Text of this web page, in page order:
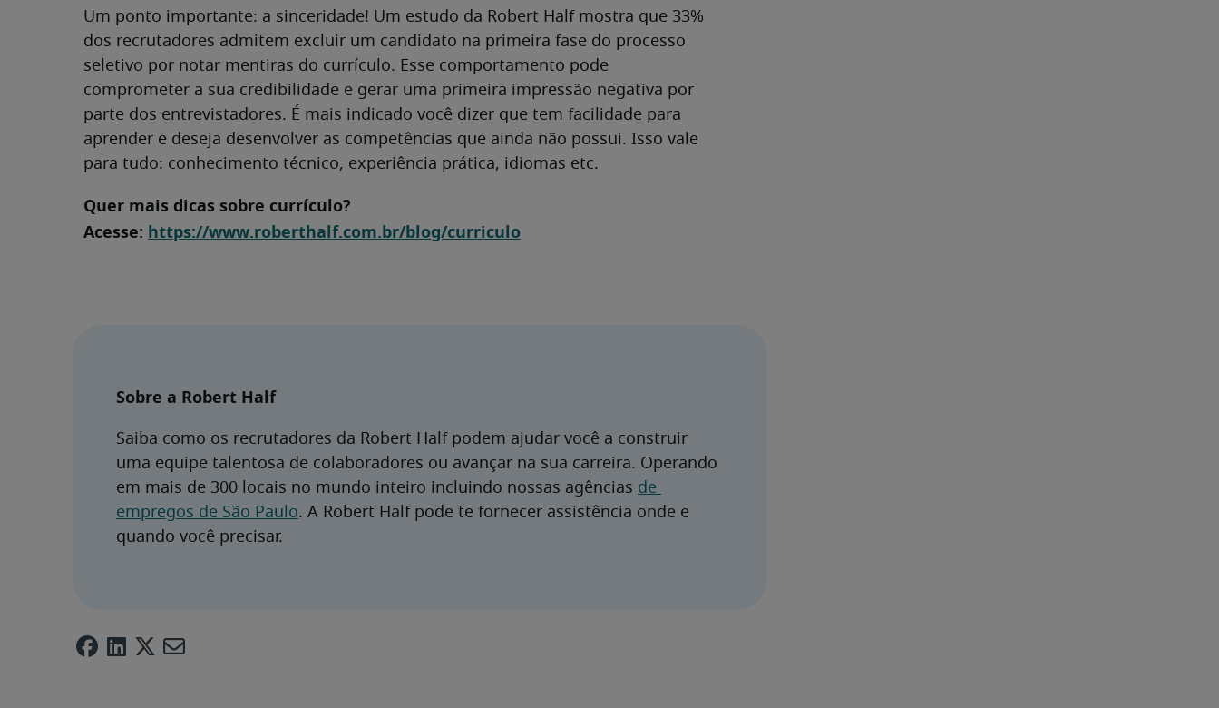
Um ponto importante: a sinceridade! Um estudo da Robert Half mostra que 33%
dos recrutadores admitem excluir um candidato na primeira fase do processo
seletivo por notar mentiras do currículo. Esse comportamento pode
comprometer a sua credibilidade e gerar uma primeira impressão negativa por
parte dos entrevistadores. É mais indicado você dizer que tem facilidade para
aprender e deseja desenvolver as competências que ainda não possui. Isso vale
para tudo: conhecimento técnico, experiência prática, idiomas etc.
Quer mais dicas sobre currículo?
Acesse: https://www.roberthalf.com.br/blog/curriculo
Sobre a Robert Half
Saiba como os recrutadores da Robert Half podem ajudar você a construir
uma equipe talentosa de colaboradores ou avançar na sua carreira. Operando
em mais de 300 locais no mundo inteiro incluindo nossas agências de
empregos de São Paulo. A Robert Half pode te fornecer assistência onde e